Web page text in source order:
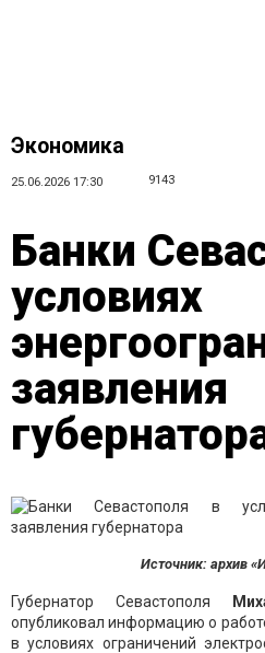
Экономика
25.06.2026 17:30 9143
Банки
условиях
заявления
Источник: архив
Губернатор Севастополя
опубликовал информацию о
в условиях ограничений